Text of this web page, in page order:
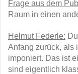
Frage aus dem
Raum in einen
Helmut Federle:
Anfang zurück, als
imponiert. Das ist
sind eigentlich